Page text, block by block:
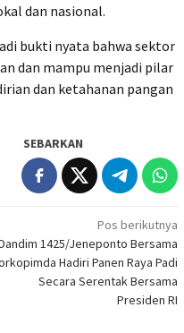
dan nasional.
bukti nyata bahwa sektor
dan mampu menjadi pilar
dan ketahanan pangan
SEBARKAN
Pos berikutnya
1425/Jeneponto Bersama
Hadiri Panen Raya Padi
Secara Serentak Bersama
Presiden RI